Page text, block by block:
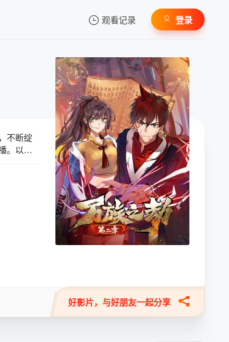
观看记录
暂无观看影片的记录
登录
不断绽
。以下
经来
领着其
秘
个万
有强大
出现
量之
的入
好影片，与好朋友一起分享